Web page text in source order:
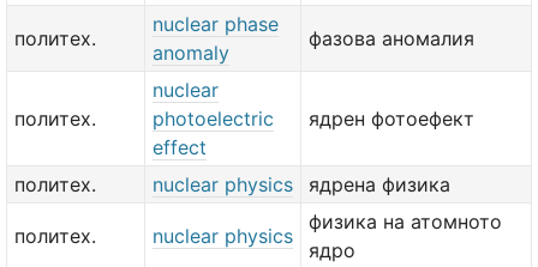
политех.
nuclear phase
anomaly
фазова аномалия
политех.
nuclear
photoelectric
effect
ядрен фотоефект
политех. nuclear physics ядрена физика
политех. nuclear physics
физика на атомното
ядро